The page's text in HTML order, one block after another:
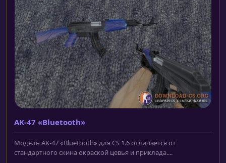
AK-47 «Bluetooth»
Модель AK-47 «Bluetooth» для CS 1.6 отличается от
стандартного скина окраской цевья и приклада....